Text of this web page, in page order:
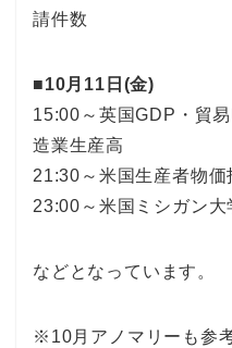
請件数
■10月11日(金)
15:00～英国GDP・貿
造業生産高
21:30～米国生産者物価
23:00～米国ミシガン
などとなっています。
※10月アノマリーも参